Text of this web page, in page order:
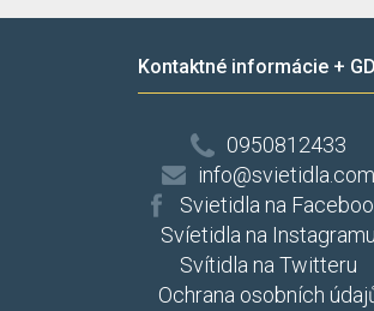
Kontaktné informácie +
0950812433
info@svietidla.com
Svietidla na
Svíetidla na Instagramu
Svítidla na Twitteru
Ochrana osobních